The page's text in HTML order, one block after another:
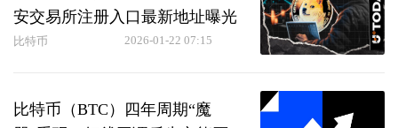
安交易所注册入口最新地址曝光
比特币 2026-01-22 07:15
比特币（BTC）四年周期“魔